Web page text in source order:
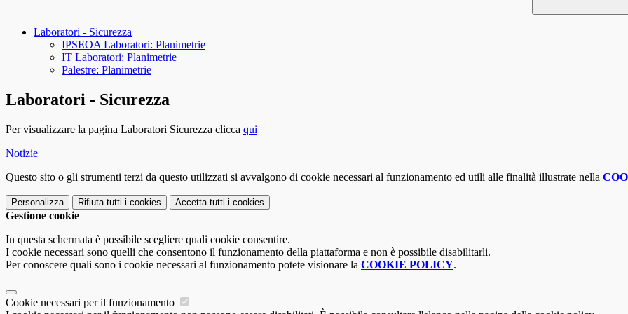
Laboratori - Sicurezza
IPSEOA Laboratori: Planimetrie
IT Laboratori: Planimetrie
Palestre: Planimetrie
Laboratori - Sicurezza
Per visualizzare la pagina Laboratori Sicurezza clicca qui
Notizie
Questo sito o gli strumenti terzi da questo utilizzati si avvalgono di cookie necessari al funzionamento ed utili alle finalità illustrate nella
Personalizza Rifiuta tutti i cookies Accetta tutti i cookies
Gestione cookie
In questa schermata è possibile scegliere quali cookie consentire.
I cookie necessari sono quelli che consentono il funzionamento della piattaforma e non è possibile disabilitarli.
Per conoscere quali sono i cookie necessari al funzionamento potete visionare la COOKIE POLICY.
Cookie necessari per il funzionamento